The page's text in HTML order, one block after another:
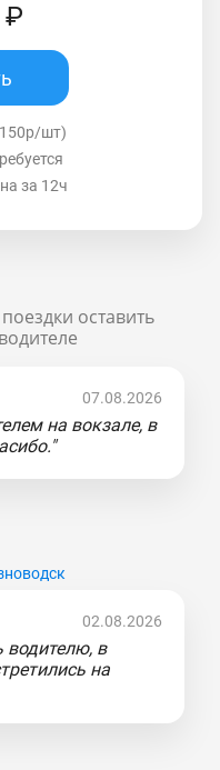
₽
шт)
за 12ч
оставить
07.08.2026
на вокзале, в
02.08.2026
водителю, в
на